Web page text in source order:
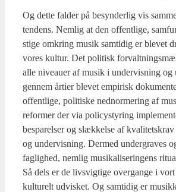
Og det­te fal­der på besyn­der­lig vis
ten­dens. Nem­lig at den offent­li­ge,
sti­ge omkring musik sam­ti­dig er ble­vet
vores kul­tur. Det poli­tisk
alle niveau­er af musik i under­vis­ning og
gen­nem årti­er ble­vet empi­risk
offent­li­ge, poli­ti­ske ned­nor­me­ring af
refor­mer der via poli­cysty­ring
bespa­rel­ser og slæk­kel­se af
og under­vis­ning. Der­med under­gra­ves
fag­lig­hed, nem­lig musi­ka­li­se­rin­gens
Så dels er de livsvig­ti­ge over­gan­ge i
kul­tu­relt udvi­sket. Og sam­ti­dig er